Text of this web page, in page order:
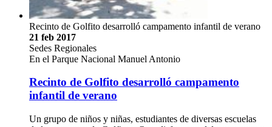
Recinto de Golfito desarrolló campamento infantil de verano
21 feb 2017
Sedes Regionales
En el Parque Nacional Manuel Antonio
Recinto de Golfito desarrolló campamento
infantil de verano
Un grupo de niños y niñas, estudiantes de diversas escuelas